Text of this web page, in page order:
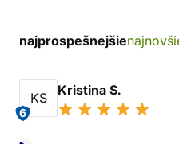
najprospešnejšie
KS
6
Kristina S.